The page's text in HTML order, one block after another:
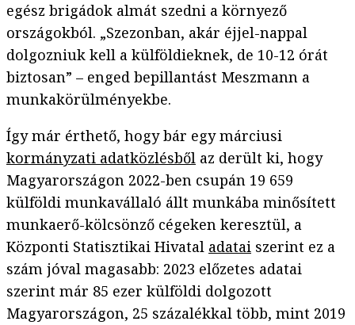
egész brigádok almát szedni a környező
országokból. „Szezonban, akár éjjel-nappal
dolgozniuk kell a külföldieknek, de 10-12 órát
biztosan” – enged bepillantást Meszmann a
munkakörülményekbe.
Így már érthető, hogy bár egy márciusi
kormányzati adatközlésből az derült ki, hogy
Magyarországon 2022-ben csupán 19 659
külföldi munkavállaló állt munkába minősített
munkaerő-kölcsönző cégeken keresztül, a
Központi Statisztikai Hivatal adatai szerint ez a
szám jóval magasabb: 2023 előzetes adatai
szerint már 85 ezer külföldi dolgozott
Magyarországon, 25 százalékkal több, mint 2019